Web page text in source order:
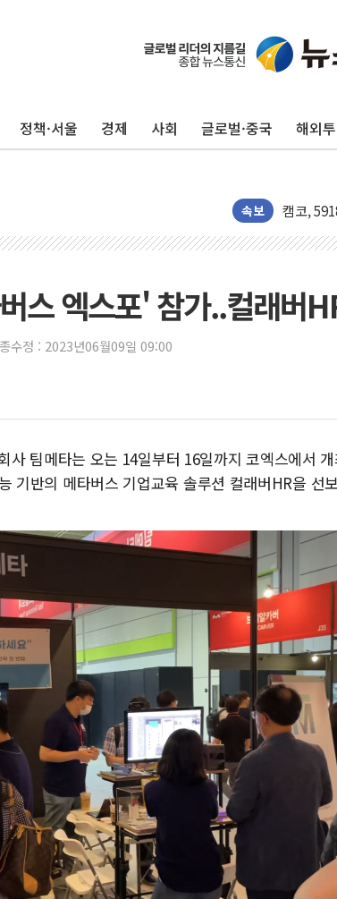
정책·서울 경제 사회 글로벌·중국 해외
속보
수박으
전남광주
[시승기]
가오픈한
[종합] 청
한미 법
에어로
네이버,
SKT, '8
LG헬로
KTis, 02-
원주시,
삼척시,
전남광주
청도 문
'해병 순
스 엑스포' 참가..컬래버
수정 : 2023년06월09일 09:00
사 팀메타는 오는 14일부터 16일까지 코엑스에서
기반의 메타버스 기업교육 솔루션 컬래버HR을 선